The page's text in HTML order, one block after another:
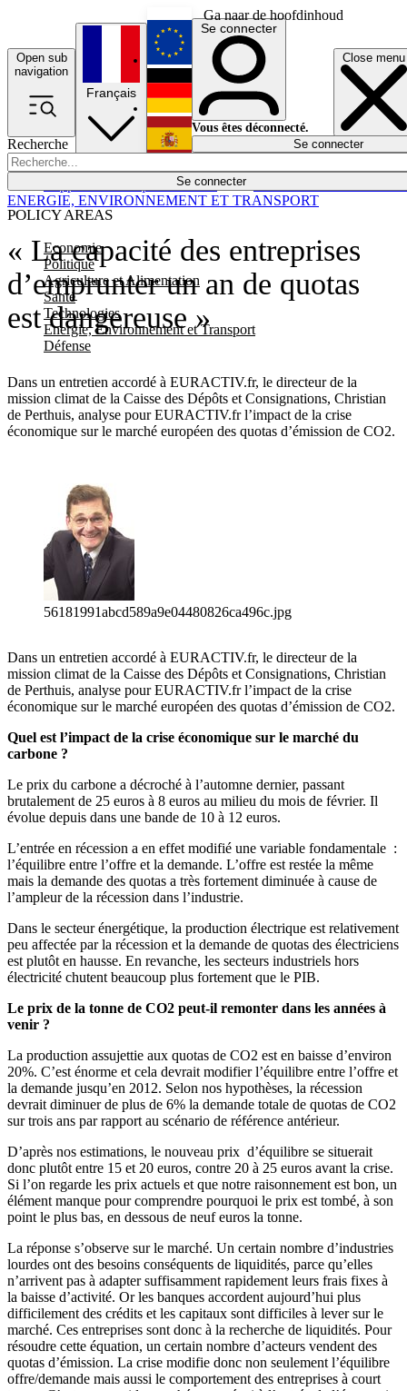
Ga naar de hoofdinhoud
Open sub
navigation
Close menu
Recherche
Se connecter
POLICY AREAS
Economie
Politique
Agriculture et Alimentation
Santé
Technologies
Energie, Environnement et Transport
Défense
Économie
Français
English
Deutsch
Español
Se connecter
Vous êtes déconnecté.
Se connecter
« La capacité des entreprises
d’emprunter un an de quotas
est dangereuse »
Dans un entretien accordé à EURACTIV.fr, le directeur de la
mission climat de la Caisse des Dépôts et Consignations, Christian
de Perthuis, analyse pour EURACTIV.fr l’impact de la crise
économique sur le marché européen des quotas d’émission de CO2.
ENERGIE, ENVIRONNEMENT ET TRANSPORT
56181991abcd589a9e04480826ca496c.jpg
Dans un entretien accordé à EURACTIV.fr, le directeur de la
mission climat de la Caisse des Dépôts et Consignations, Christian
de Perthuis, analyse pour EURACTIV.fr l’impact de la crise
économique sur le marché européen des quotas d’émission de CO2.
Quel est l’impact de la crise économique sur le marché du
carbone ?
Le prix du carbone a décroché à l’automne dernier, passant
brutalement de 25 euros à 8 euros au milieu du mois de février. Il
évolue depuis dans une bande de 10 à 12 euros.
L’entrée en récession a en effet modifié une variable fondamentale :
l’équilibre entre l’offre et la demande. L’offre est restée la même
mais la demande des quotas a très fortement diminuée à cause de
l’ampleur de la récession dans l’industrie.
Dans le secteur énergétique, la production électrique est relativement
peu affectée par la récession et la demande de quotas des électriciens
est plutôt en hausse. En revanche, les secteurs industriels hors
électricité chutent beaucoup plus fortement que le PIB.
Le prix de la tonne de CO2 peut-il remonter dans les années à
venir ?
La production assujettie aux quotas de CO2 est en baisse d’environ
20%. C’est énorme et cela devrait modifier l’équilibre entre l’offre et
la demande jusqu’en 2012. Selon nos hypothèses, la récession
devrait diminuer de plus de 6% la demande totale de quotas de CO2
sur trois ans par rapport au scénario de référence antérieur.
D’après nos estimations, le nouveau prix d’équilibre se situerait
donc plutôt entre 15 et 20 euros, contre 20 à 25 euros avant la crise.
Si l’on regarde les prix actuels et que notre raisonnement est bon, un
élément manque pour comprendre pourquoi le prix est tombé, à son
point le plus bas, en dessous de neuf euros la tonne.
La réponse s’observe sur le marché. Un certain nombre d’industries
lourdes ont des besoins conséquents de liquidités, parce qu’elles
n’arrivent pas à adapter suffisamment rapidement leurs frais fixes à
la baisse d’activité. Or les banques accordent aujourd’hui plus
difficilement des crédits et les capitaux sont difficiles à lever sur le
marché. Ces entreprises sont donc à la recherche de liquidités. Pour
résoudre cette équation, un certain nombre d’acteurs vendent des
quotas d’émission. La crise modifie donc non seulement l’équilibre
offre/demande mais aussi le comportement des entreprises à court